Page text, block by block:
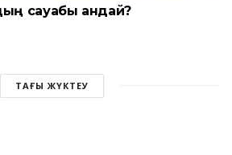
сауабы қандай?
ТАҒЫ ЖҮКТЕУ